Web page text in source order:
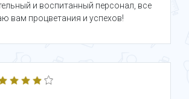
и воспитанный персонал, все
вам процветания и успехов!